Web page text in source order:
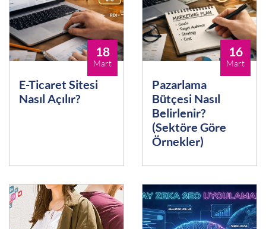
18
Mart
E-Ticaret Sitesi
Nasıl Açılır?
16
Mart
Pazarlama
Bütçesi Nasıl
Belirlenir?
(Sektöre Göre
Örnekler)